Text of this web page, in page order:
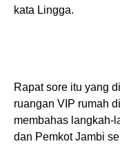
kata Lingga.
Rapat sore itu yang
ruangan VIP rumah
membahas langkah-
dan Pemkot Jambi